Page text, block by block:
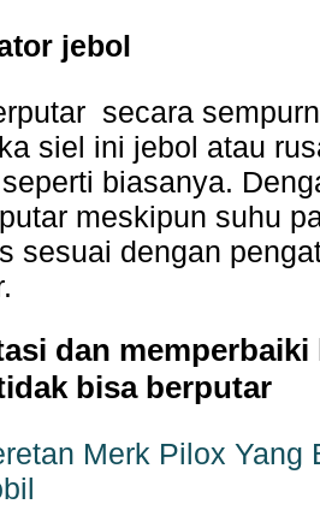
jebol
secara
siel ini jebol atau
biasanya.
meskipun suhu
sesuai dengan
dan
bisa berputar
Merk Pilox Yang